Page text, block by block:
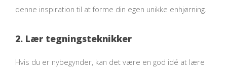
denne inspiration til at forme din egen unikke enhjørning.
2. Lær tegningsteknikker
Hvis du er nybegynder, kan det være en god idé at lære